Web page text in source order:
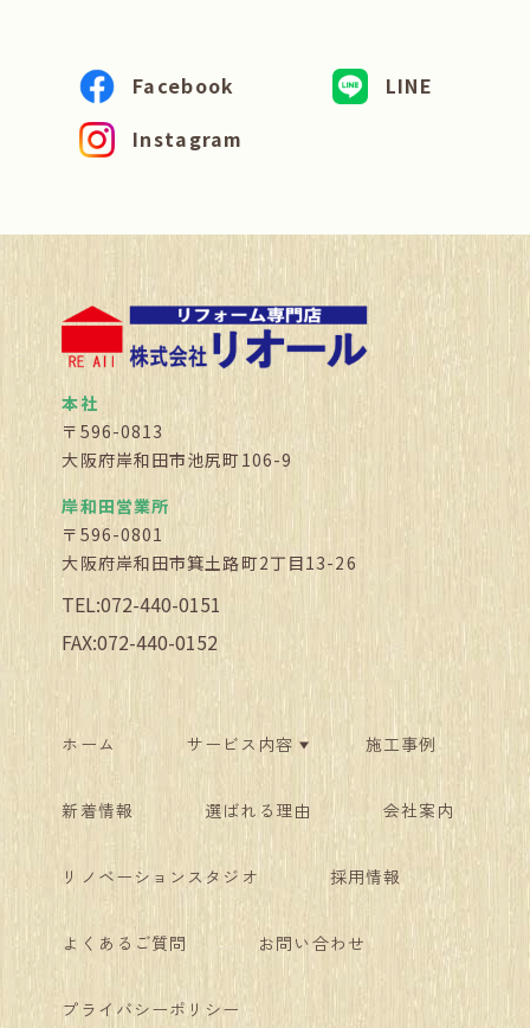
Facebook
LINE
Instagram
本社
〒596-0813
大阪府岸和田市池尻町106-9
岸和田営業所
〒596-0801
大阪府岸和田市箕土路町2丁目13-26
TEL:072-440-0151
FAX:072-440-0152
ホーム サービス内容 施工事例
新着情報 選ばれる理由 会社案内
リノベーションスタジオ 採用情報
よくあるご質問 お問い合わせ
プライバシーポリシー